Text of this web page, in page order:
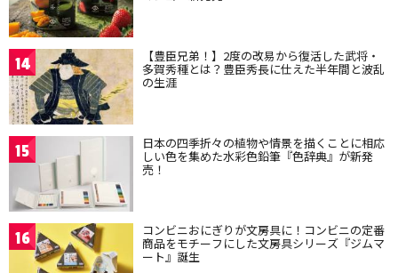
14 【豊臣兄弟！】2度の改易から復活した武将・
多賀秀種とは？豊臣秀長に仕えた半年間と波乱
の生涯
15 日本の四季折々の植物や情景を描くことに相応
しい色を集めた水彩色鉛筆『色辞典』が新発
売！
16 コンビニおにぎりが文房具に！コンビニの定番
商品をモチーフにした文房具シリーズ『ジムマ
ート』誕生